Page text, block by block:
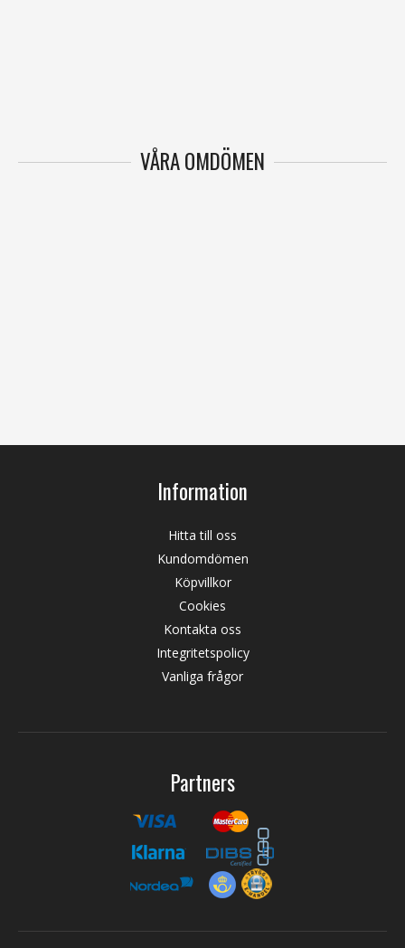
VÅRA OMDÖMEN
Information
Hitta till oss
Kundomdömen
Köpvillkor
Cookies
Kontakta oss
Integritetspolicy
Vanliga frågor
Partners